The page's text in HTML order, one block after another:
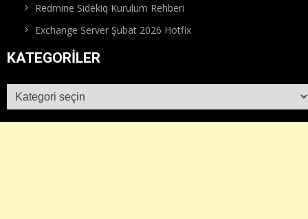
Redmine Sidekiq Kurulum Rehberi
Exchange Server Şubat 2026 Hotfix
KATEGORILER